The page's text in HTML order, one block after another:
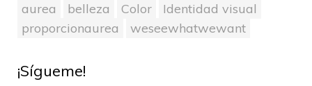
aurea belleza Color
Identidad visual
proporcionaurea
weseewhatwewant
¡Sígueme!